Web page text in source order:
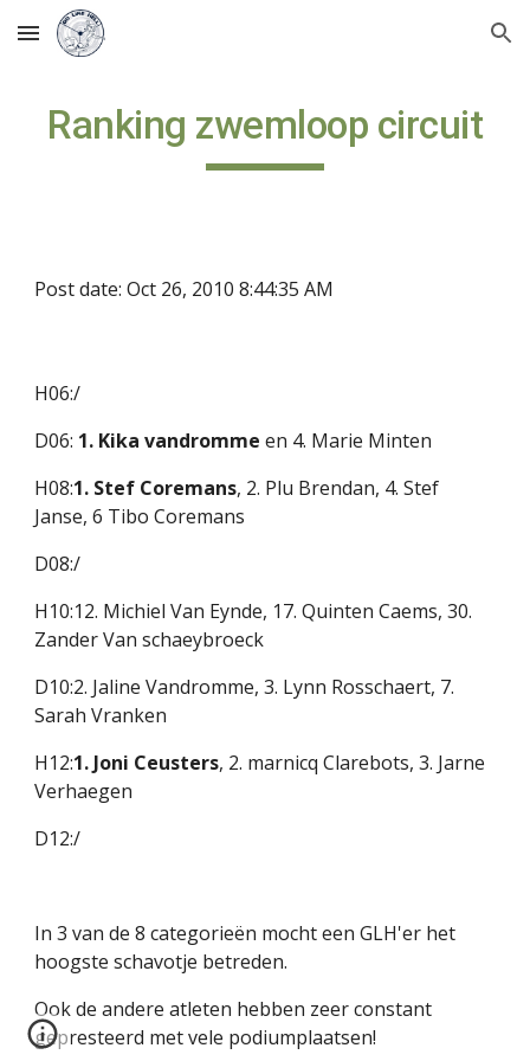
Skip to main content Skip to navigation
Ranking zwemloop circuit
Post date: Oct 26, 2010 8:44:35 AM
H06:/
D06: 1. Kika vandromme en 4. Marie Minten
H08:1. Stef Coremans, 2. Plu Brendan, 4. Stef
Janse, 6 Tibo Coremans
D08:/
H10:12. Michiel Van Eynde, 17. Quinten Caems, 30.
Zander Van schaeybroeck
D10:2. Jaline Vandromme, 3. Lynn Rosschaert, 7.
Sarah Vranken
H12:1. Joni Ceusters, 2. marnicq Clarebots, 3. Jarne
Verhaegen
D12:/
In 3 van de 8 categorieën mocht een GLH'er het
hoogste schavotje betreden.
Ook de andere atleten hebben zeer constant
gepresteerd met vele podiumplaatsen!